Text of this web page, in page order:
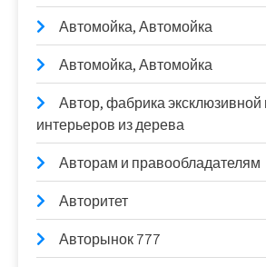
Автомойка, Автомойка
Автомойка, Автомойка
Автор, фабрика эксклюзивной
интерьеров из дерева
Авторам и правообладателям
Авторитет
Авторынок 777